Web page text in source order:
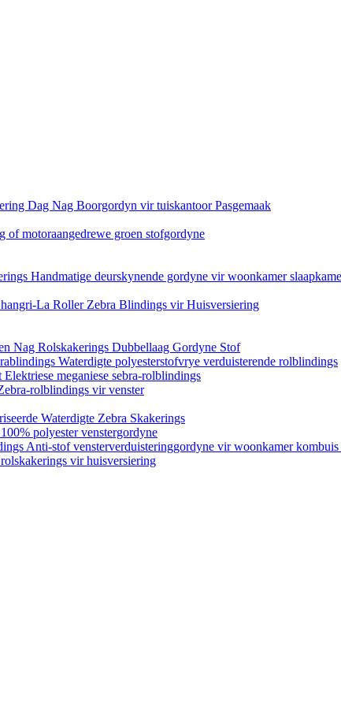
Dag Nag Boorgordyn vir tuiskantoor Pasgemaak
of motoraangedrewe groen stofgordyne
Handmatige deurskynende gordyne vir woonkamer
La Roller Zebra Blindings vir Huisversiering
Nag Rolskakerings Dubbellaag Gordyne Stof
Waterdigte polyesterstofvrye verduisterende rolblindings
meganiese sebra-rolblindings
rolblindings vir venster
Waterdigte Zebra Skakerings
polyester venstergordyne
Anti-stof vensterverduisteringgordyne vir woonkamer
vir huisversiering